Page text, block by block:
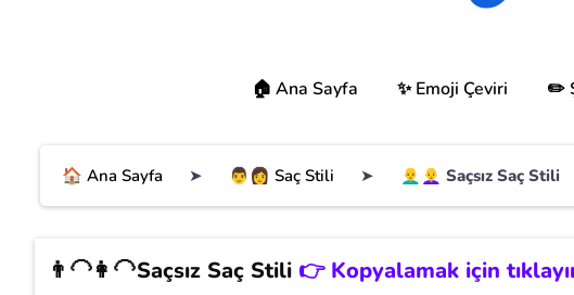
🏠 Ana Sayfa ✨ Emoji Çeviri ✏️
🏠 Ana Sayfa ➤ 👨👩 Saç Stili ➤ 👨‍🦲👩‍🦲 Saçsız Saç Stili
👨‍🦲👩‍🦲Saçsız Saç Stili 👉 Kopyalamak için